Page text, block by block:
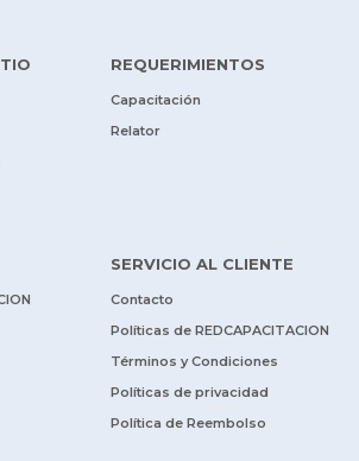
REQUERIMIENTOS
Capacitación
Relator
SERVICIO AL CLIENTE
Contacto
Políticas de REDCAPACITACION
Términos y Condiciones
Políticas de privacidad
Política de Reembolso